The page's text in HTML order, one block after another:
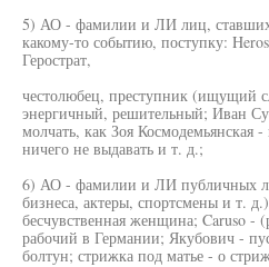
5) АО - фамилии и ЛИ лиц, ставших
какому-то событию, поступку:
Герострат,
честолюбец, преступник (ищущий
энергичный, решительный; Иван
молчать, как Зоя Космодемьянская
ничего не выдавать и т. д.;
6) АО - фамилии и ЛИ публичных
бизнеса, актеры, спортсмены и т.
бесчувственная женщина; Caruso -
рабочий в Германии; Якубович -
болтун; стрижка под матье - о